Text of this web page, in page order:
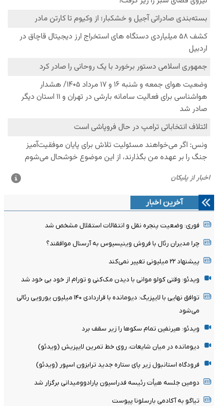
آخرین اخبار
فوری: وضعیت پنجره نقل و انتقالات استقلال مشخص شد
چرا مدیران رئال با فروش وینیسیوس به آرسنال موافقند؟
پیشنهاد ۲۲ میلیونی تغییر نمی‌کند
ویدئو: وقتی کولو موانی با دیدن مک‌کنی و تورام از خود بی خود شد
توافق نهایی با لایپزیگ: دیومانده با قراردادی ۱۴۰ میلیون یورویی رئالی
می‌شود
ویدئو: هیرنفین تمام سکوها را زیر سقف برد
دیومانده در میان شایعات، روی خط تمرین لایپزیش (ویدئو)
فرودگاه استانبول زیر پای ستاره جدید ترابزون اسپور (ویدئو)
دومین جلسه هیأت رئیسه فدراسیون پارادوومیدانی برگزار شد
تیاگو به آکادمی بارسلونا پیوست